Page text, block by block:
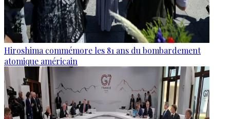
Hiroshima commémore les 81 ans du bombardement
atomique américain